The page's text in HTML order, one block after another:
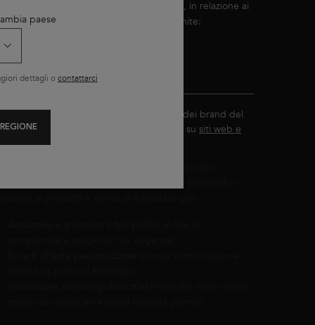
tramite comunicazione diretta e/o indiretta, in relazione ai
e servizi di Kérastase, a scelta tramite:
SMS e testo
Visualizzazione di annunci pubblicitari dei brand del
Gruppo L'Oréal adatti ai miei interessi su siti web e
social network partner
paese
dettagli ocontattarci